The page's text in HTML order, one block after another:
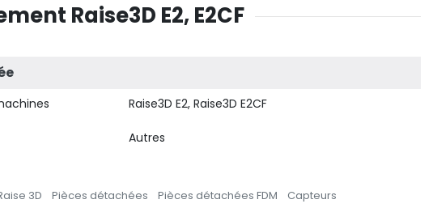
Raise3D E2, E2CF
Raise3D E2, Raise3D E2CF
Autres
3D Pièces détachées Pièces détachées FDM Capteurs